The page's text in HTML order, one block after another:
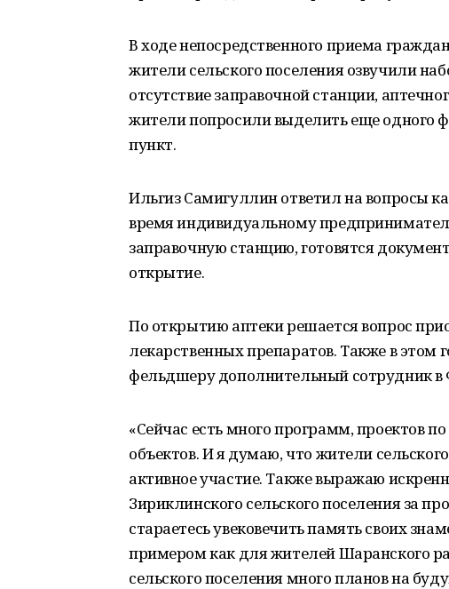
В ходе непосредственного приема
жители сельского поселения озвучили
отсутствие заправочной станции,
жители попросили выделить еще одного
пункт.
Ильгиз Самигуллин ответил на вопросы
время индивидуальному
заправочную станцию, готовятся
открытие.
По открытию аптеки решается вопрос
лекарственных препаратов. Также в этом
фельдшеру дополнительный сотрудник
«Сейчас есть много программ, проектов
объектов. И я думаю, что жители
активное участие. Также выражаю
Зириклинского сельского поселения за
стараетесь увековечить память своих
примером как для жителей Шаранского
сельского поселения много планов на